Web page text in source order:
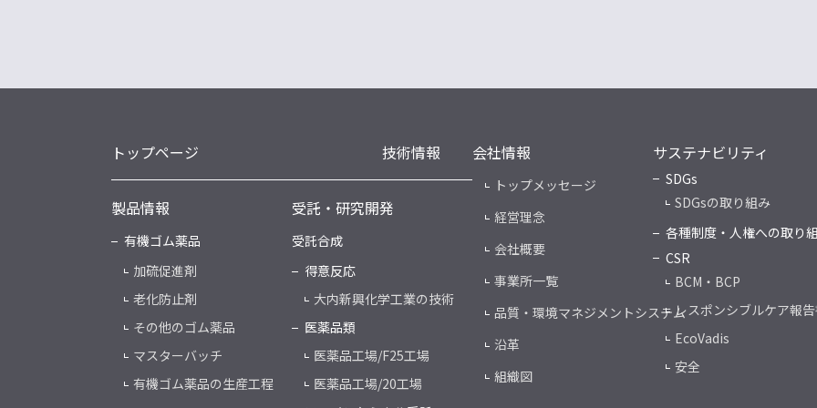
トップページ
製品情報
有機ゴム薬品
加硫促進剤
老化防止剤
その他のゴム薬品
マスターバッチ
有機ゴム薬品の生産工程
技術情報
受託・研究開発
受託合成
得意反応
大内新興化学工業の技術
医薬品類
医薬品工場/F25工場
医薬品工場/20工場
会社情報
トップメッセージ
経営理念
会社概要
事業所一覧
品質・環境マネジメントシステム
沿革
組織図
サステナビリティ
SDGs
SDGsの取り組み
各種制度・人権への取り
CSR
BCM・BCP
レスポンシブルケア報
EcoVadis
安全